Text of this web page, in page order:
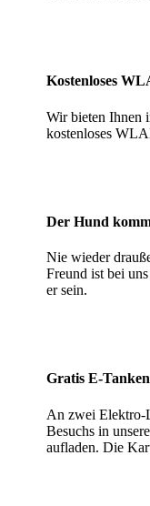
Kostenloses
Wir bieten Ihnen
kostenloses
Der Hund
Nie wieder
Freund ist bei
er sein.
Gratis E-Tanken
An zwei Elektro-
Besuchs in
aufladen. Die